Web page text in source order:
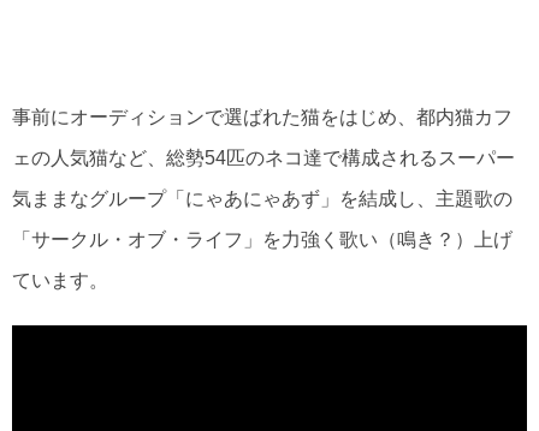
事前にオーディションで選ばれた猫をはじめ、都内猫カフ
ェの人気猫など、総勢54匹のネコ達で構成されるスーパー
気ままなグループ「にゃあにゃあず」を結成し、主題歌の
「サークル・オブ・ライフ」を力強く歌い（鳴き？）上げ
ています。